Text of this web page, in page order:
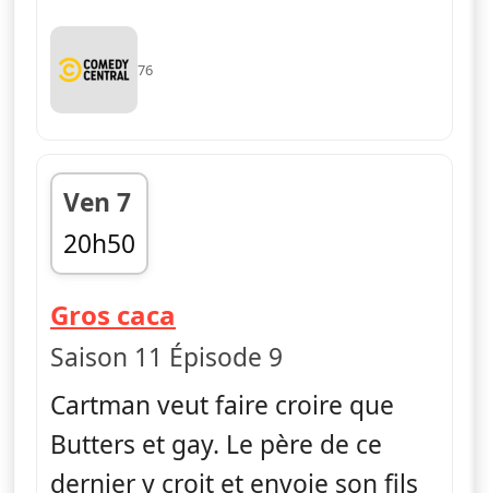
76
Ven 7
20h50
fin 21h10
Gros caca
Saison 11 Épisode 9
Cartman veut faire croire que
Butters et gay. Le père de ce
dernier y croit et envoie son fils